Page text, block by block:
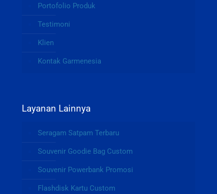
Portofolio Produk
Testimoni
Klien
Kontak Garmenesia
Layanan Lainnya
Seragam Satpam Terbaru
Souvenir Goodie Bag Custom
Souvenir Powerbank Promosi
Flashdisk Kartu Custom